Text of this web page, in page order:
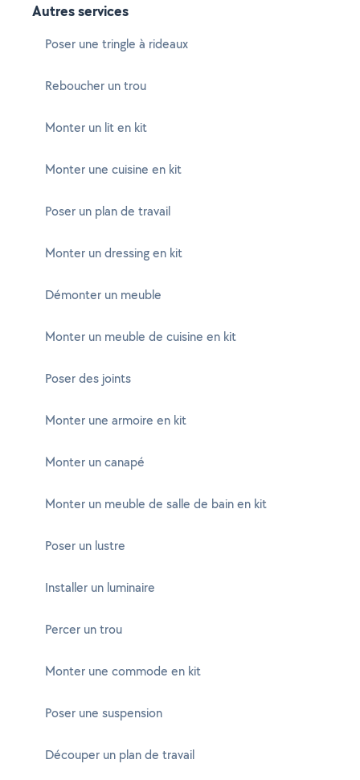
Autres services
Poser une tringle à rideaux
Reboucher un trou
Monter un lit en kit
Monter une cuisine en kit
Poser un plan de travail
Monter un dressing en kit
Démonter un meuble
Monter un meuble de cuisine en kit
Poser des joints
Monter une armoire en kit
Monter un canapé
Monter un meuble de salle de bain en kit
Poser un lustre
Installer un luminaire
Percer un trou
Monter une commode en kit
Poser une suspension
Découper un plan de travail